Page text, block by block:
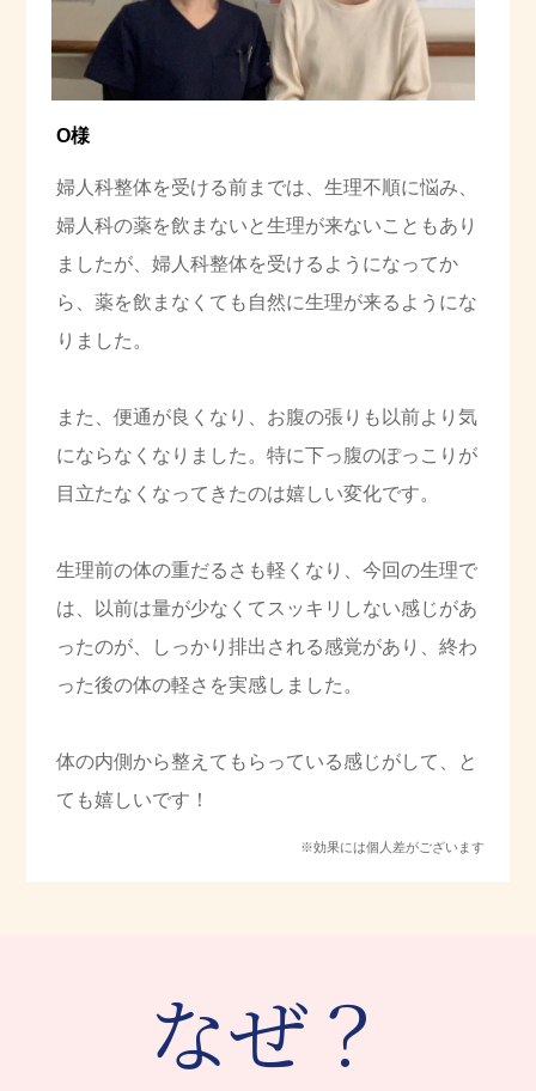
O様
婦人科整体を受ける前までは、生理不順に悩み、
婦人科の薬を飲まないと生理が来ないこともあり
ましたが、婦人科整体を受けるようになってか
ら、薬を飲まなくても自然に生理が来るようにな
りました。
また、便通が良くなり、お腹の張りも以前より気
にならなくなりました。特に下っ腹のぽっこりが
目立たなくなってきたのは嬉しい変化です。
生理前の体の重だるさも軽くなり、今回の生理で
は、以前は量が少なくてスッキリしない感じがあ
ったのが、しっかり排出される感覚があり、終わ
った後の体の軽さを実感しました。
体の内側から整えてもらっている感じがして、と
ても嬉しいです！
※効果には個人差がございます
なぜ？